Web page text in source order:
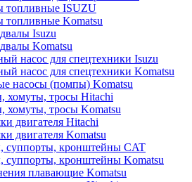
топливные ISUZU
топливные Komatsu
Isuzu
Komatsu
насос для спецтехники Isuzu
насос для спецтехники Komatsu
насосы (помпы) Komatsu
хомуты, тросы Hitachi
хомуты, тросы Komatsu
двигателя Hitachi
двигателя Komatsu
суппорты, кронштейны CAT
суппорты, кронштейны Komatsu
плавающие Komatsu